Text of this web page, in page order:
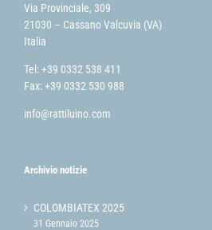
Via Provinciale, 309
21030 – Cassano Valcuvia (VA)
Italia
Tel: +39 0332 538 411
Fax: +39 0332 530 988
info@rattiluino.com
Archivio notizie
COLOMBIATEX 2025
31 Gennaio 2025